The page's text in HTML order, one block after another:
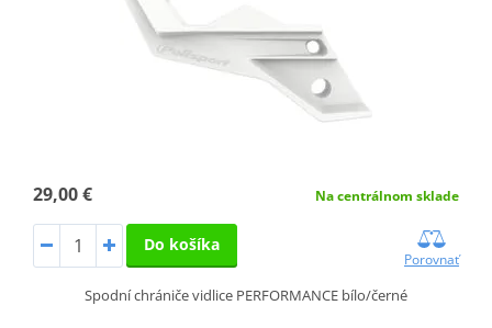
29,00 € Na centrálnom sklade
Do košíka
Porovnať
Spodní chrániče vidlice PERFORMANCE bílo/černé